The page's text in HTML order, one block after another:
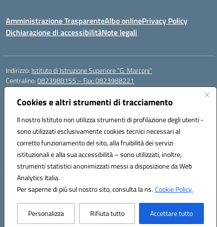
Cookies e altri strumenti di tracciamento
Il nostro Istituto non utilizza strumenti di profilazione degli utenti -
sono utilizzati esclusivamente cookies tecnici necessari al
corretto funzionamento del sito, alla fruibilità dei servizi
istituzionali e alla sua accessibilità – sono utilizzati, inoltre,
strumenti statistici anonimizzati messi a disposizione da Web
Analytics Italia.
Per saperne di più sul nostro sito, consulta la ns.Cookie Policy.
Personalizza Rifiuta tutto Accettare tutto
Amministrazione TrasparenteAlbo onlinePrivacy Policy
Dichiarazione di accessibilitàNote legali
Indirizzo: Istituto di Istruzione Superiore "G. Marconi"
Centralino:0823988155 – Fax: 0823988221
Email:
Posta elettronica certificata (PEC):ceis006006@pec.istruzione.it
Codice fiscale: 80004450617
Codice meccanografico:CEIS006006
Codice Indice delle Pubbliche Amministrazioni (IPA): istsc_ceis006006
Codice unico di fatturazione (CUF): UF8BPW
Hosting & Powered by 3D Solution S.r.l.
Concept & Design by Designers Italia